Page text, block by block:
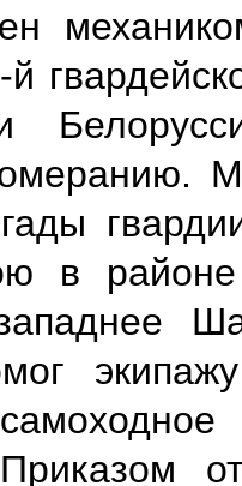
в районе
м